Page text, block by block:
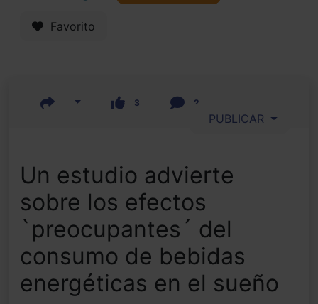
Favorito
3 2
PUBLICAR
Un estudio advierte
sobre los efectos
`preocupantes´ del
consumo de bebidas
energéticas en el sueño